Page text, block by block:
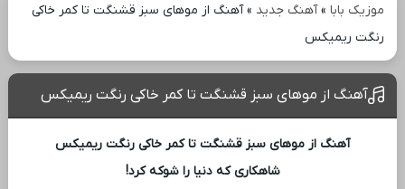
موزیک بابا»آهنگ جدید »آهنگ از موهای سبز قشنگت تا کمر خاکی
رنگت ریمیکس
آهنگ از موهای سبز قشنگت تا کمر خاکی رنگت ریمیکس
آهنگ از موهای سبز قشنگت تا کمر خاکی رنگت ریمیکس
شاهکاری که دنیا را شوکه کرد!